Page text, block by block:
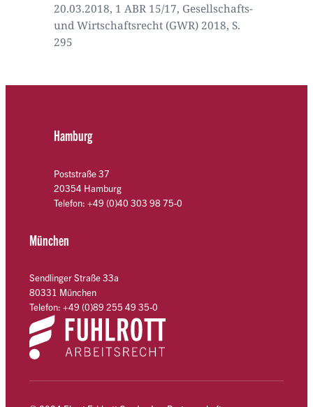
20.03.2018, 1 ABR 15/17, Gesellschafts-
und Wirtschaftsrecht (GWR) 2018, S.
295
Hamburg
Poststraße 37
20354 Hamburg
Telefon: +49 (0)40 303 98 75-0
München
Sendlinger Straße 33a
80331 München
Telefon: +49 (0)89 255 49 35-0